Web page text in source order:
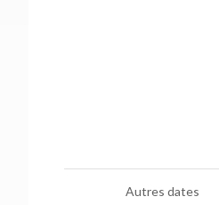
Autres dates